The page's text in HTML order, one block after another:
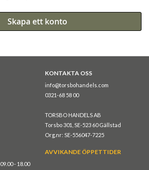
Skapa ett konto
KONTAKTA OSS
info@torsbohandels.com
0321-68 58 00
TORSBO HANDELS AB
Torsbo 301, SE-523 60 Gällstad
Org.nr: SE-556047-7225
09.00 - 18.00
AVVIKANDE ÖPPETTIDER